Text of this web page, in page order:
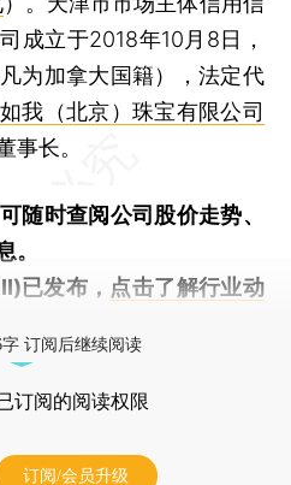
成立于2018年10月8日，
为加拿大国籍），法定代
我（北京）珠宝有限公司
事长。
可随时查阅公司股价走势、
。
已发布， 点击了解行业动
订阅后继续阅读
订阅的阅读权限
订阅/会员升级